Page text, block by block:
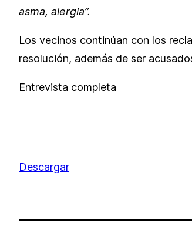
asma, alergia”.
Los vecinos continúan con los
resolución, además de ser
Entrevista completa
Descargar